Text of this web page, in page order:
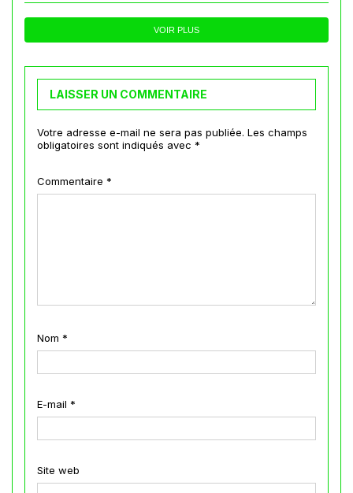
VOIR PLUS
LAISSER UN COMMENTAIRE
Votre adresse e-mail ne sera pas publiée. Les champs
obligatoires sont indiqués avec *
Commentaire *
Nom *
E-mail *
Site web